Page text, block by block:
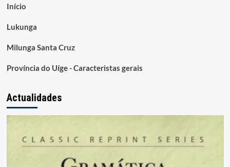
Início
Lukunga
Milunga Santa Cruz
Província do Uíge - Caracteristas gerais
Actualidades